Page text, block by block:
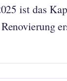
ist das